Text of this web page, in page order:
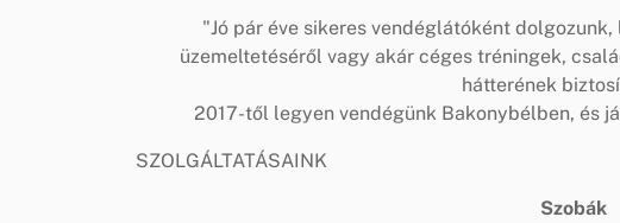
"Jó pár éve sikeres vendéglátóként
üzemeltetéséről vagy akár céges tréningek,
hátterének
2017-től legyen vendégünk Bakonybélben, és
SZOLGÁLTATÁSAINK
Szobák